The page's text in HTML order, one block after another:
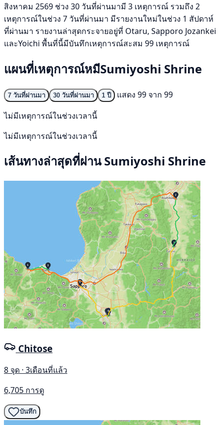
สิงหาคม 2569 ช่วง 30 วันที่ผ่านมามี 3 เหตุการณ์ รวมถึง 2
เหตุการณ์ในช่วง 7 วันที่ผ่านมา มีรายงานใหม่ในช่วง 1 สัปดาห์
ที่ผ่านมา รายงานล่าสุดกระจายอยู่ที่ Otaru, Sapporo Jozankei
และYoichi พื้นที่นี้มีบันทึกเหตุการณ์สะสม 99 เหตุการณ์
แผนที่เหตุการณ์หมีSumiyoshi Shrine
7 วันที่ผ่านมา 30 วันที่ผ่านมา 1 ปี
แสดง 99 จาก 99
ไม่มีเหตุการณ์ในช่วงเวลานี้
ไม่มีเหตุการณ์ในช่วงเวลานี้
เส้นทางล่าสุดที่ผ่าน Sumiyoshi Shrine
Chitose
8 จุด · 3เดือนที่แล้ว
6,705 การดู
บันทึก